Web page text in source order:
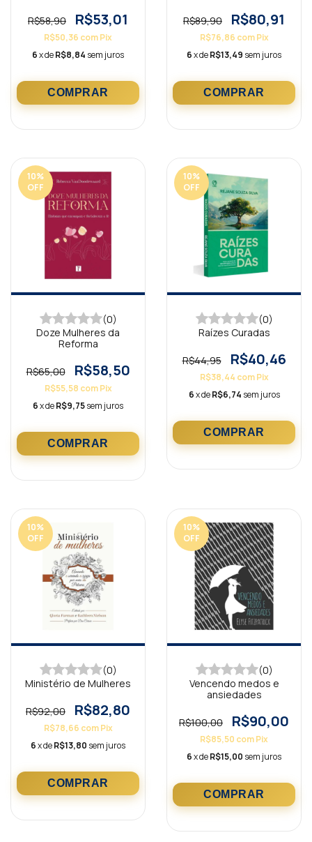
R$58,90
R$53,01
R$50,36 comPix
6x deR$8,84 sem juros
R$89,90 R$80,91
R$76,86 com Pix
6x deR$13,49 sem juros
10%
OFF
(0)
Doze Mulheres da
Reforma
R$65,00 R$58,50
R$55,58 com Pix
6x deR$9,75sem juros
10%
OFF
(0)
Raízes Curadas
R$44,95 R$40,46
R$38,44 com Pix
6x deR$6,74 sem juros
10%
OFF
(0)
Ministério de Mulheres
R$92,00 R$82,80
R$78,66 com Pix
6x deR$13,80 sem juros
10%
OFF
(0)
Vencendo medos e
ansiedades
R$100,00 R$90,00
R$85,50 comPix
6x deR$15,00 sem juros